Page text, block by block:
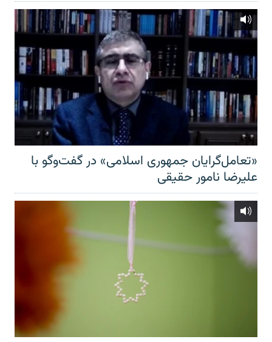
«تعامل‌گرایان جمهوری اسلامی» در گفت‌وگو با
علیرضا نامور حقیقی